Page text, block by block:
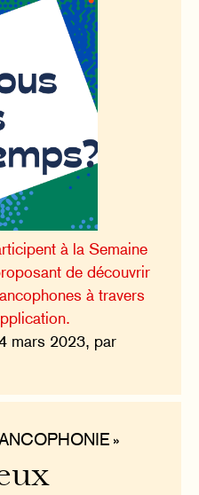
à la Semaine
de découvrir
à travers
mars 2023, par
»